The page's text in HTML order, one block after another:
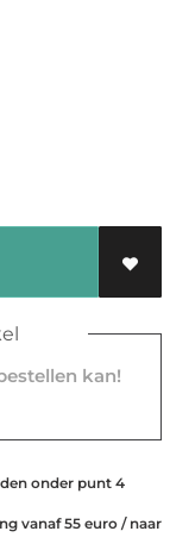
kan!
onder punt 4
vanaf 55 euro / naar